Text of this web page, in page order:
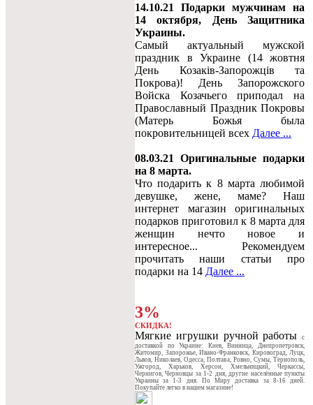
14.10.21 Подарки мужчинам на
14 октября, День Защитника
Украины.
Самый актуальный мужской
праздник в Украине (14 жовтня
День Козаків-Запорожців та
Покрова)! День Запорожского
Войска Козачьего приподал на
Православный Праздник Покровы
(Матерь Божья была
покровительницей всех Далее ...
08.03.21 Оригинальные подарки
на 8 марта.
Что подарить к 8 марта любимой
девушке, жене, маме? Наш
интернет магазин оригинальных
подарков приготовил к 8 марта для
женщин нечто новое и
интересное... Рекомендуем
прочитать наши статьи про
подарки на 14 Далее ...
3%
СКИДКА!
Мягкие игрушки ручной работы
c
доставкой по Украине: Киев, Винница, Днепропетровск,
Житомир, Запорожье, Ивано-Франковск, Кировоград, Луцк,
Львов, Николаев, Одесса, Полтава, Ровно, Сумы, Тернополь,
Ужгород, Харьков, Херсон, Хмельницкий, Черкассы,
Чернигов, Черновцы за 1-2 дня, другие населённые пункты
Украины за 1-3 дня. По Миру доставка за 8-16 дней.
Покупайте легко в нашем магазине!